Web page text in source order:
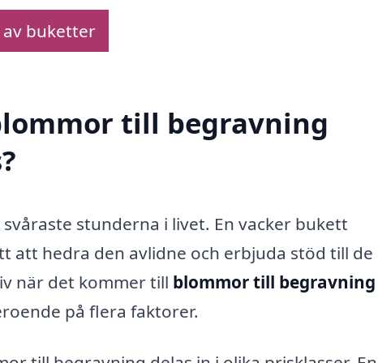
av buketter
till begravning
stunderna i livet. En vacker bukett
att hedra den avlidne och erbjuda stöd till de
när det kommer till blommor till
på flera faktorer.